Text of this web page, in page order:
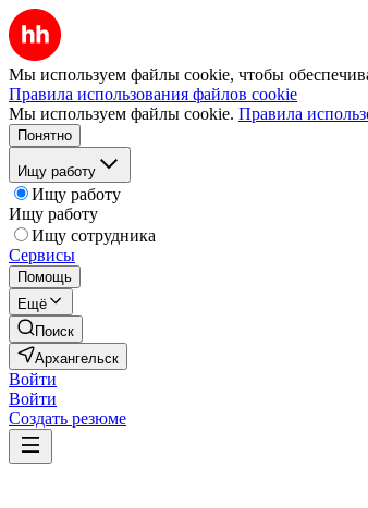
Мы используем файлы cookie, чтобы
Правила использования файлов cookie
Мы используем файлы cookie. Правила
Понятно
Ищу работу
Ищу работу
Ищу работу
Ищу сотрудника
Сервисы
Помощь
Ещё
Поиск
Архангельск
Войти
Войти
Создать резюме